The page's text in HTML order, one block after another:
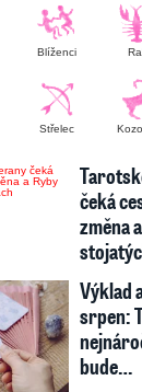
Blíženci
Střelec
čeká
změna
Výklad
srpen:
bude…